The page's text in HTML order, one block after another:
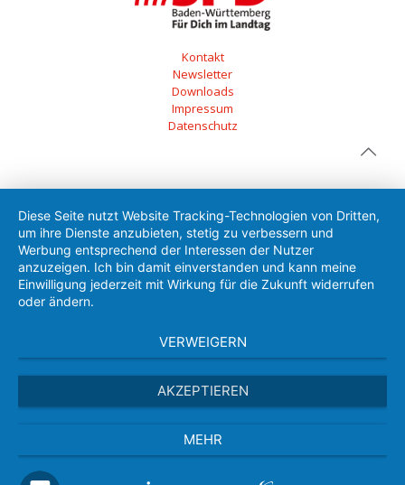
Kontakt
Newsletter
Downloads
Impressum
Datenschutz
Diese Seite nutzt Website Tracking-Technologien von Dritten,
um ihre Dienste anzubieten, stetig zu verbessern und
Werbung entsprechend der Interessen der Nutzer
anzuzeigen. Ich bin damit einverstanden und kann meine
Einwilligung jederzeit mit Wirkung für die Zukunft widerrufen
oder ändern.
VERWEIGERN
AKZEPTIEREN
MEHR